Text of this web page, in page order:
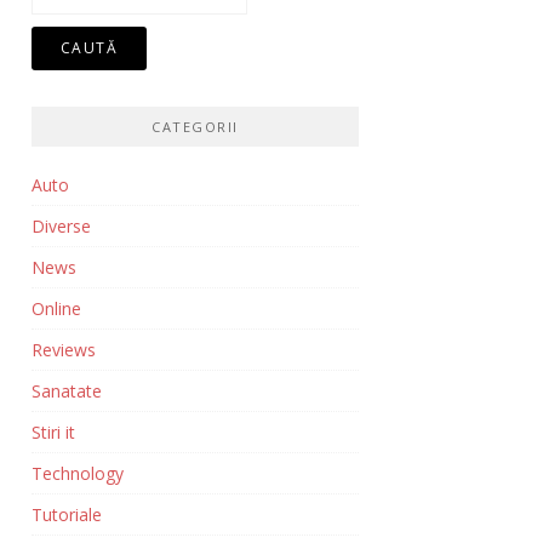
CATEGORII
Auto
Diverse
News
Online
Reviews
Sanatate
Stiri it
Technology
Tutoriale